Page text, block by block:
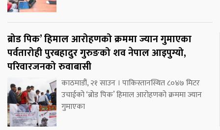
ब्रोड पिक’ हिमाल आरोहणको क्रममा ज्यान गुमाएका
पर्वतारोही पुरबहादुर गुरुङको शव नेपाल आइपुग्यो,
परिवारजनको रुवाबासी
काठमाडौं, २१ साउन । पाकिस्तानस्थित ८०४७ मिटर
उचाईको ‘ब्रोड पिक’ हिमाल आरोहणको क्रममा ज्यान
गुमाएका